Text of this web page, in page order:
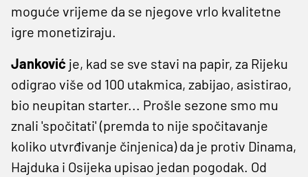
moguće vrijeme da se njegove vrlo kvalitetne
igre monetiziraju.
Janković je, kad se sve stavi na papir, za Rijeku
odigrao više od 100 utakmica, zabijao, asistirao,
bio neupitan starter... Prošle sezone smo mu
znali 'spočitati' (premda to nije spočitavanje
koliko utvrđivanje činjenica) da je protiv Dinama,
Hajduka i Osijeka upisao jedan pogodak. Od